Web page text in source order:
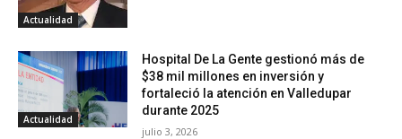
Actualidad
Actualidad
Hospital De La Gente gestionó más de
$38 mil millones en inversión y
fortaleció la atención en Valledupar
durante 2025
julio 3, 2026